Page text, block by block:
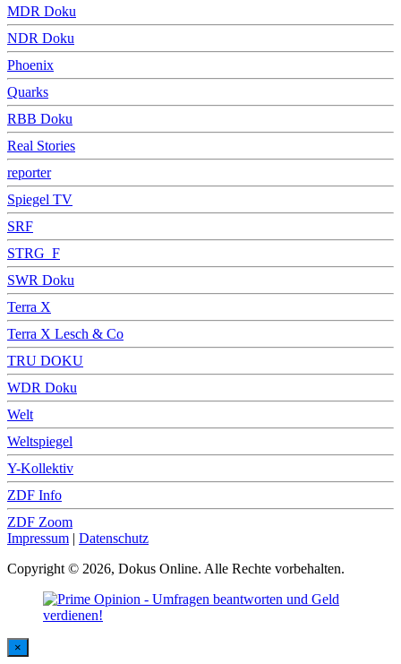
MDR Doku
NDR Doku
Phoenix
Quarks
RBB Doku
Real Stories
reporter
Spiegel TV
SRF
STRG_F
SWR Doku
Terra X
Terra X Lesch & Co
TRU DOKU
WDR Doku
Welt
Weltspiegel
Y-Kollektiv
ZDF Info
ZDF Zoom
Impressum | Datenschutz
Copyright © 2026, Dokus Online. Alle Rechte vorbehalten.
×